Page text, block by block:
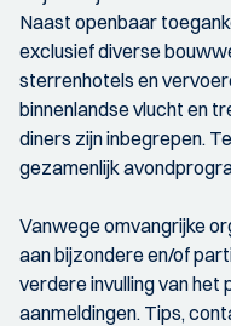
Naast openbaar
exclusief diverse
sterrenhotels en
binnenlandse vlucht en
diners zijn inbegrepen.
gezamenlijk
Vanwege omvangrijke
aan bijzondere en/of
verdere invulling van het
aanmeldingen. Tips,